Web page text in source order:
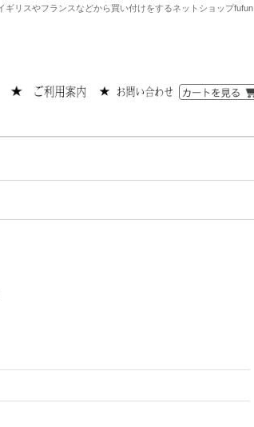
リスやフランスなどから買い付けをするネットショップfufun